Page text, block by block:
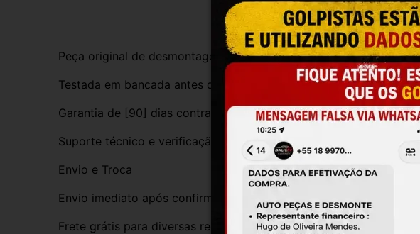
Peça original de desmontagem, com procedência e qualidade
Testada em bancada antes do envio
Garantia de [90] dias contra defeitos de funcionamento
Suporte técnico e verificação de compatibilidade antes da compra
Envio e Troca
Envio imediato após confirmação da compra
Frete grátis para diversas regiões do Brasil